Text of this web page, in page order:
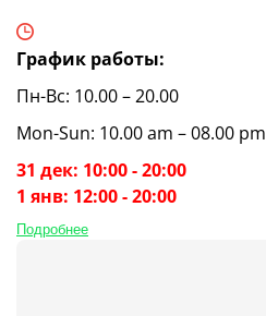
График работы:
Пн-Вс: 10.00 – 20.00
Mon-Sun: 10.00 am – 08.00 pm
31 дек: 10:00 - 20:00
1 янв: 12:00 - 20:00
Подробнее